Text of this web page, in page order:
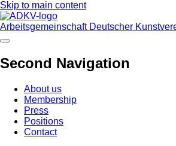
Skip to main content
Arbeitsgemeinschaft Deutscher
Second Navigation
About us
Membership
Press
Positions
Contact